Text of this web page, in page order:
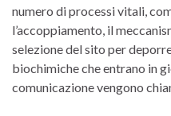
numero di processi vitali,
l’accoppiamento, il
selezione del sito per
biochimiche che entrano in
comunicazione vengono